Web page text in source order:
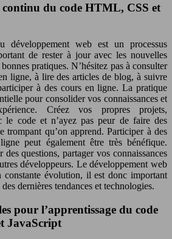
continu du code HTML, CSS et
développement web est un processus
de rester à jour avec les nouvelles
pratiques. N’hésitez pas à consulter
ligne, à lire des articles de blog, à suivre
à des cours en ligne. La pratique
pour consolider vos connaissances et
Créez vos propres projets,
le code et n’ayez pas peur de faire des
trompant qu’on apprend. Participer à des
peut également être très bénéfique.
des questions, partager vos connaissances
développeurs. Le développement web
constante évolution, il est donc important
dernières tendances et technologies.
pour l’apprentissage du code
JavaScript